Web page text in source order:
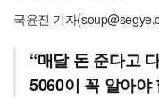
국윤진 기자
“매달 돈 준다고
5060이 꼭 알아야